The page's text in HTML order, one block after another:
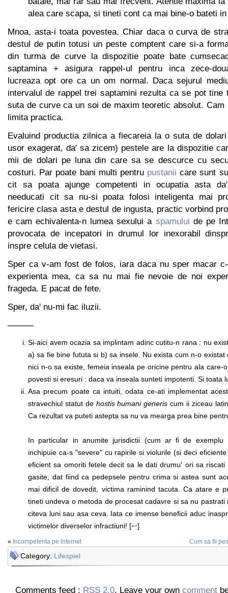
alea care scapa, si tineti cont ca mai bine-o bateti
Mnoa, asta-i toata povestea. Chiar daca o curva de
destul de putin totusi un peste comptent care si-a
din turma de curve la dispozitie poate bate
saptamina + asigura rappel-ul pentru inca zece-
lucreaza opt ore ca un om normal. Daca sejurul
intervalul de rappel trei saptamini rezulta ca se pot tine
suta de curve ca un soi de maxim teoretic absolut.
limita practica.
Evaluind productia zilnica a fiecareia la o suta de
usor exagerat, da' sa zicem) pestele are la dispozitie
mii de dolari pe luna din care sa se descurce cu
costuri. Par poate bani multi pentru pustanii care sunt
cit sa poata ajunge competenti in ocupatia asta
needucati cit sa nu-si poata folosi inteligenta mai
fericire clasa asta e destul de ingusta, practic vorbind
e cam echivalenta-n lumea sexului a spamului de pe
provocata de incepatori in drumul lor inexorabil
inspre celula de vietasi.
Sper ca v-am fost de folos, iara daca nu sper macar
experienta mea, ca sa nu mai fie nevoie de noi
frageda. E pacat de fete.
Sper, da' nu-mi fac iluzii.
———
Si-aici avem ocazia sa implintam adinc cutitu-n rana : nu
a) sa fie bine fututa si b) sa insele. Nu exista cum n-o existat
nici n-o sa existe, femeia inseala pe oricine pentru ala care-
povesti si eresuri : daca va inseala sunteti impotenti. Si toata
Asa precum poate ca intuiti, odata ce-ati implementat
stravechiul statut de hostis humani generis cum ii ziceau
Ca rezultat va puteti astepta sa nu va mearga prea bine
In particular in anumite jurisdictii (cum ar fi de exemplu
inchipuie ca-s "severe" cu rapirile si violurile (si deci
eficient sa omoriti fetele decit sa le dati drumu' ori sa
gasite, dat fiind ca pedepsele pentru crima si astea sunt
mai dificil de dovedit, victima raminind tacuta. Ca atare e
tineti undeva o metoda de procesat cadavre si sa nu
citeva luni sau asa ceva. Iata ce imense beneficii aduc
victimelor diverselor infractiuni! [↩]
« Incompetenta pe Internet Cum sa fii
Category: Lifespiel
Comments feed : RSS 2.0. Leave your own comment